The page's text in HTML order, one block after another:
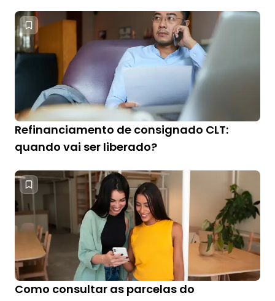
Refinanciamento de consignado CLT:
quando vai ser liberado?
Como consultar as parcelas do